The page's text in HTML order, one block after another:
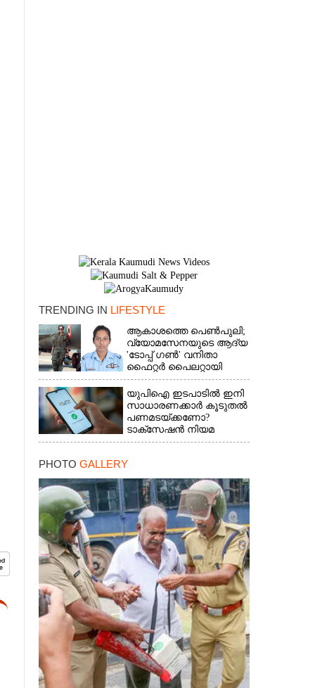
TRENDING IN LIFESTYLE
ആകാശത്തെ പെൺപുലി;
വ്യോമസേനയുടെ ആദ്യ
'ടോപ്പ് ഗൺ' വനിതാ
ഫൈറ്റർ പൈലറ്റായി
ഭാവന
യുപിഐ ഇടപാടിൽ ഇനി
സാധാരണക്കാർ കൂടുതൽ
പണമടയ്‌ക്കണോ?​
ടാക്‌സേഷൻ നിയമ
ഭേദഗതി വ്യക്തമാക്കി
PHOTO GALLERY